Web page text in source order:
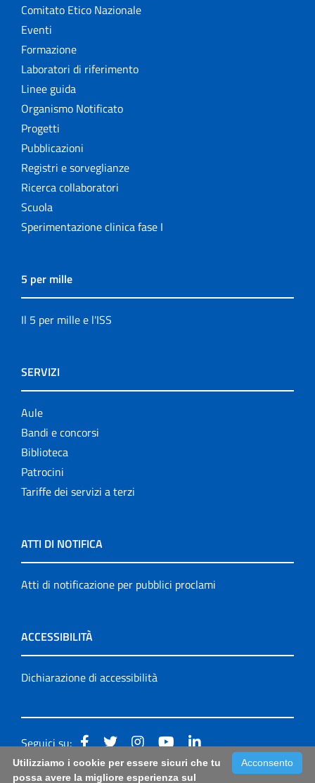
Comitato Etico Nazionale
Eventi
Formazione
Laboratori di riferimento
Linee guida
Organismo Notificato
Progetti
Pubblicazioni
Registri e sorveglianze
Ricerca collaboratori
Scuola
Sperimentazione clinica fase I
5 per mille
Il 5 per mille e l'ISS
SERVIZI
Aule
Bandi e concorsi
Biblioteca
Patrocini
Tariffe dei servizi a terzi
ATTI DI NOTIFICA
Atti di notificazione per pubblici proclami
ACCESSIBILITÀ
Dichiarazione di accessibilità
Seguici su:
Accessibilità: form di segnalazione di prima istanza per
Acconsento
Utilizziamo i cookie per essere sicuri che tu
possa avere la migliore esperienza sul